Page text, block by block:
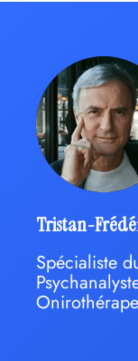
Tristan-
Spécialiste